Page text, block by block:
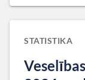
STATISTIKA